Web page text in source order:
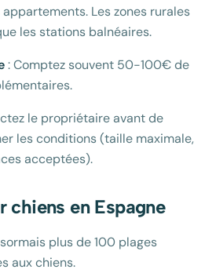
Les zones rurales
les stations balnéaires.
: Comptez souvent 50-100€ de
le propriétaire avant de
les conditions (taille maximale,
acceptées).
chiens en Espagne
plus de 100 plages
aux chiens.